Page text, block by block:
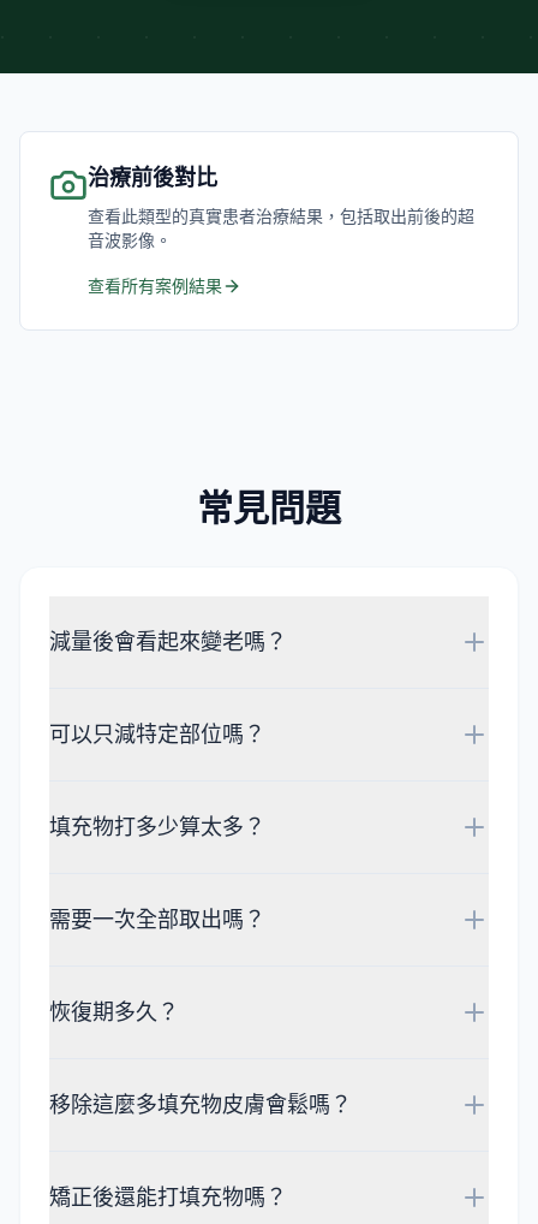
治療前後對比
查看此類型的真實患者治療結果，包括取出前後的超
音波影像。
查看所有案例結果
常見問題
減量後會看起來變老嗎？
可以只減特定部位嗎？
填充物打多少算太多？
需要一次全部取出嗎？
恢復期多久？
移除這麼多填充物皮膚會鬆嗎？
矯正後還能打填充物嗎？